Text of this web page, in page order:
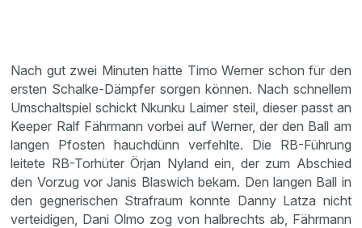
Nach gut zwei Minuten hätte Timo Werner schon für den
ersten Schalke-Dämpfer sorgen können. Nach schnellem
Umschaltspiel schickt Nkunku Laimer steil, dieser passt an
Keeper Ralf Fährmann vorbei auf Werner, der den Ball am
langen Pfosten hauchdünn verfehlte. Die RB-Führung
leitete RB-Torhüter Örjan Nyland ein, der zum Abschied
den Vorzug vor Janis Blaswich bekam. Den langen Ball in
den gegnerischen Strafraum konnte Danny Latza nicht
verteidigen, Dani Olmo zog von halbrechts ab, Fährmann